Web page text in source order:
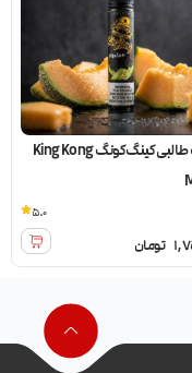
سالت طالبی کینگ کونگ King Kong
تومان
5.0